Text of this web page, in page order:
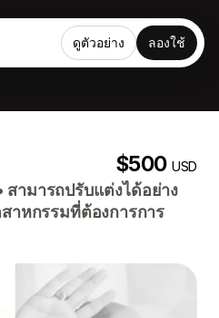
ดูตัวอย่าง ลองใช้
$500USD
สามารถปรับแต่งได้อย่าง
าหกรรมที่ต้องการการ